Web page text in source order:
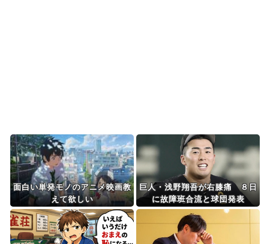
Powered by livedoor 相互RSS
面白い単発モノのアニメ映画教
えて欲しい
巨人・浅野翔吾が右膝痛 ８日
に故障班合流と球団発表